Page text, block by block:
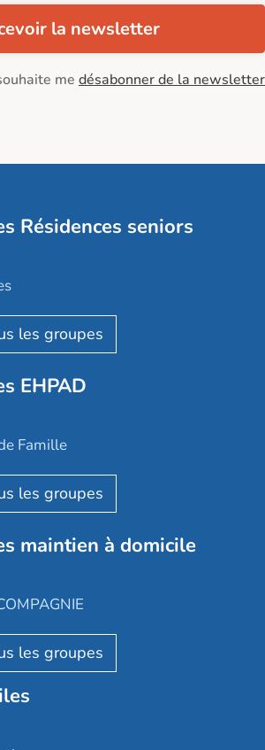
la newsletter
me désabonner de la newsletter
Résidences seniors
d'Arcadie
d'or
EHPAD
Famille
maintien à domicile
Services